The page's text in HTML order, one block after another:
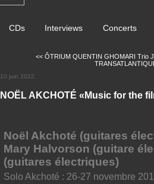
CDs Interviews Concerts
<< ÔTRIUM QUENTIN GHOMARI Trio
10 juin 2022
NOËL AKCHOTÉ «Music for the
Noël Akchoté (guitares
Mary Halvorson (guitare
(guitares électriques)
Solo Akchoté : 26-27 novembre